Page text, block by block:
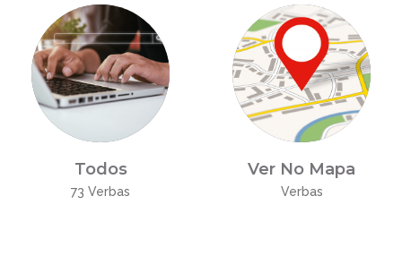
Todos
73 Verbas
Ver No Mapa
Verbas